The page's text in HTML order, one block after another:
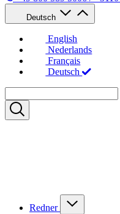
Deutsch
English
Nederlands
Français
Deutsch
Redner